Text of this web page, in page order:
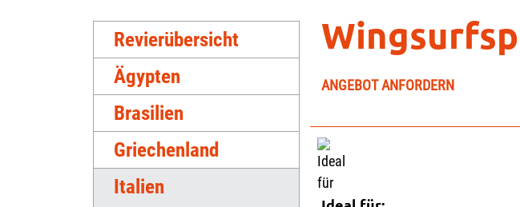
Revierübersicht
Ägypten
Brasilien
Griechenland
Italien
ANGEBOT ANFORDERN